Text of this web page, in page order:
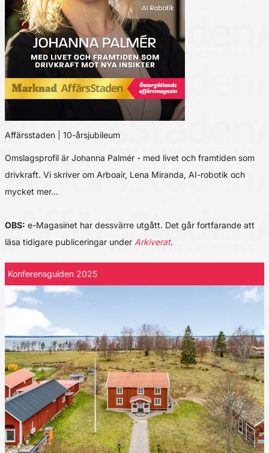
Affärsstaden | 10-årsjubileum
Omslagsprofil är Johanna Palmér - med livet och framtiden som
drivkraft. Vi skriver om Arboair, Lena Miranda, AI-robotik och
mycket mer…
OBS: e-Magasinet har dessvärre utgått. Det går fortfarande att
läsa tidigare publiceringar under Arkiverat.
Konferensguiden 2025